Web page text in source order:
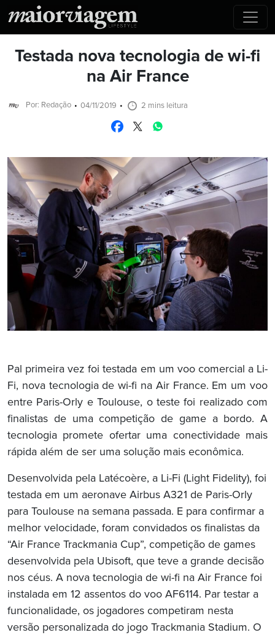
Testada nova tecnologia de wi-fi
na Air France
Por: Redação 04/11/2019 2 mins leitura
Pal primeira vez foi testada em um voo comercial a Li-
Fi, nova tecnologia de wi-fi na Air France. Em um voo
entre Paris-Orly e Toulouse, o teste foi realizado com
finalistas de uma competição de game a bordo. A
tecnologia promete ofertar uma conectividade mais
rápida além de ser uma solução mais econômica.
Desenvolvida pela Latécoère, a Li-Fi (Light Fidelity), foi
testada em um aeronave Airbus A321 de Paris-Orly
para Toulouse na semana passada. E para confirmar a
melhor velocidade, foram convidados os finalistas da
“Air France Trackmania Cup”, competição de games
desenvolvida pela Ubisoft, que teve a grande decisão
nos céus. A nova tecnologia de wi-fi na Air France foi
instalada em 12 assentos do voo AF6114. Par testar a
funcionalidade, os jogadores competiram nesta
versão personalizada do jogo Trackmania Stadium. O